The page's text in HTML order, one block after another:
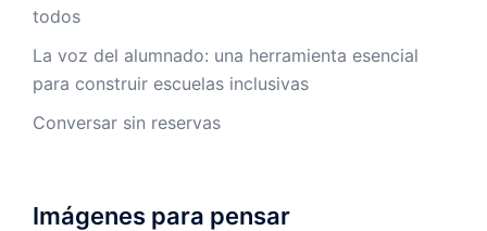
todos
La voz del alumnado: una herramienta esencial
para construir escuelas inclusivas
Conversar sin reservas
Imágenes para pensar